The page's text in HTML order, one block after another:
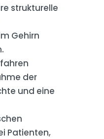
strukturelle
Gehirn
der
und eine
Patienten,